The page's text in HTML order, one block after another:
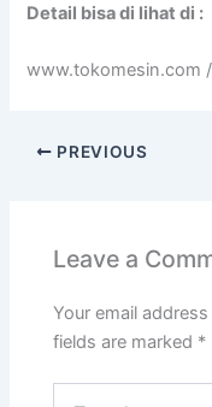
Detail bisa di lihat di :
www.tokomesin.com
PREVIOUS
Leave a
Your email
fields are marked *